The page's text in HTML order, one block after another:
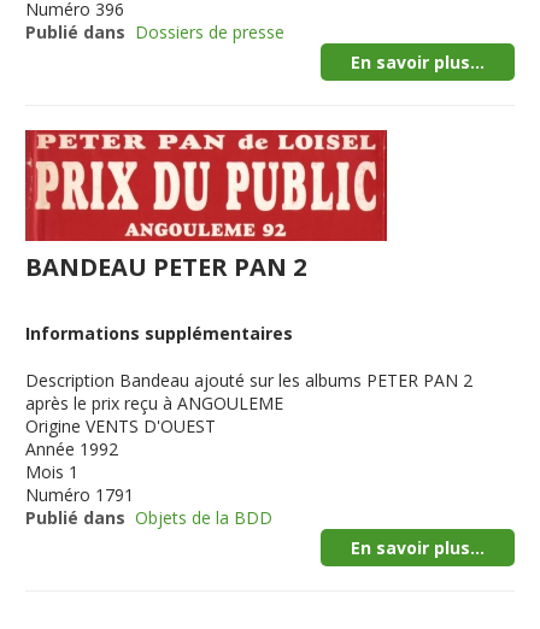
Numéro 396
Publié dans Dossiers de presse
En savoir plus...
BANDEAU PETER PAN 2
Informations supplémentaires
Description Bandeau ajouté sur les albums PETER PAN 2
après le prix reçu à ANGOULEME
Origine VENTS D'OUEST
Année 1992
Mois 1
Numéro 1791
Publié dans Objets de la BDD
En savoir plus...